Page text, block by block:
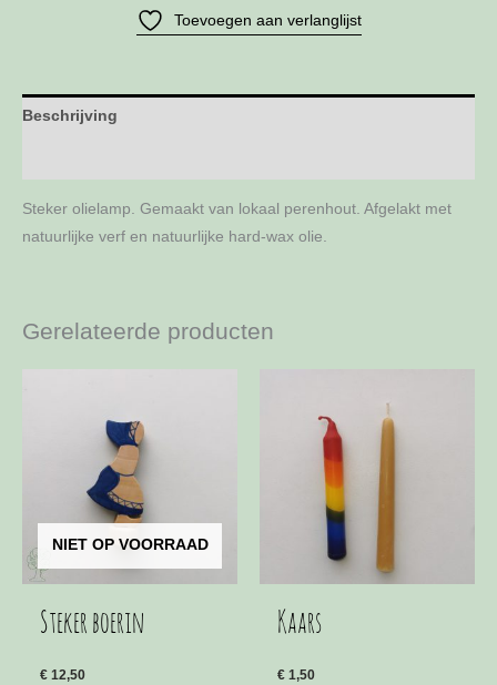
Toevoegen aan verlanglijst
Beschrijving
Steker olielamp. Gemaakt van lokaal perenhout. Afgelakt met
natuurlijke verf en natuurlijke hard-wax olie.
Gerelateerde producten
NIET OP VOORRAAD
Steker boerin
€ 12,50
Kaars
€ 1,50